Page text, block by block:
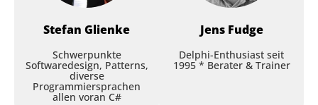
Effiziente Positionsmarken
und Projektnavigation mit
Bookmarks & Navigator
Stefan Glienke
Schwerpunkte
Softwaredesign, Patterns,
diverse
Programmiersprachen
allen voran C#
Jens Fudge
Delphi-Enthusiast seit
1995 * Berater & Trainer